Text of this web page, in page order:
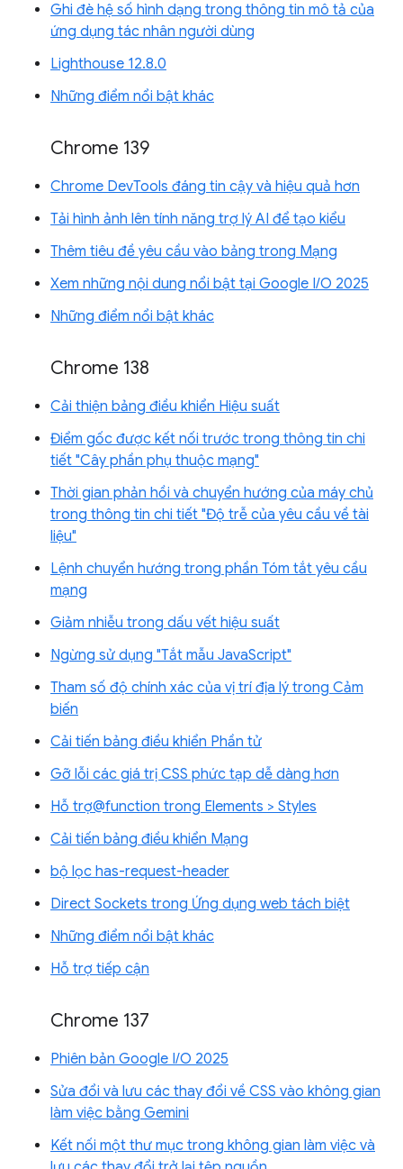
Ghi đè hệ số hình dạng trong thông tin mô tả của
ứng dụng tác nhân người dùng
Lighthouse 12.8.0
Những điểm nổi bật khác
Chrome 139
Chrome DevTools đáng tin cậy và hiệu quả hơn
Tải hình ảnh lên tính năng trợ lý AI để tạo kiểu
Thêm tiêu đề yêu cầu vào bảng trong Mạng
Xem những nội dung nổi bật tại Google I/O 2025
Những điểm nổi bật khác
Chrome 138
Cải thiện bảng điều khiển Hiệu suất
Điểm gốc được kết nối trước trong thông tin chi
tiết "Cây phần phụ thuộc mạng"
Thời gian phản hồi và chuyển hướng của máy chủ
trong thông tin chi tiết "Độ trễ của yêu cầu về tài
liệu"
Lệnh chuyển hướng trong phần Tóm tắt yêu cầu
mạng
Giảm nhiễu trong dấu vết hiệu suất
Ngừng sử dụng "Tắt mẫu JavaScript"
Tham số độ chính xác của vị trí địa lý trong Cảm
biến
Cải tiến bảng điều khiển Phần tử
Gỡ lỗi các giá trị CSS phức tạp dễ dàng hơn
Hỗ trợ@function trong Elements > Styles
Cải tiến bảng điều khiển Mạng
bộ lọc has-request-header
Direct Sockets trong Ứng dụng web tách biệt
Những điểm nổi bật khác
Hỗ trợ tiếp cận
Chrome 137
Phiên bản Google I/O 2025
Sửa đổi và lưu các thay đổi về CSS vào không gian
làm việc bằng Gemini
Kết nối một thư mục trong không gian làm việc và